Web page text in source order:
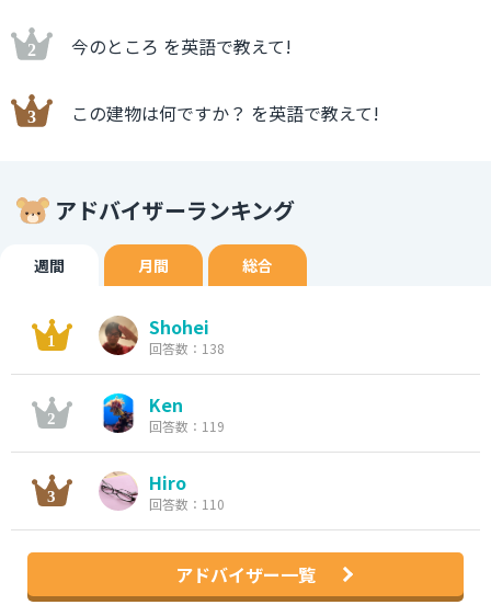
今のところ を英語で教えて!
この建物は何ですか？ を英語で教えて!
アドバイザーランキング
週間 月間 総合
Shohei
回答数：138
Ken
回答数：119
Hiro
回答数：110
アドバイザー一覧